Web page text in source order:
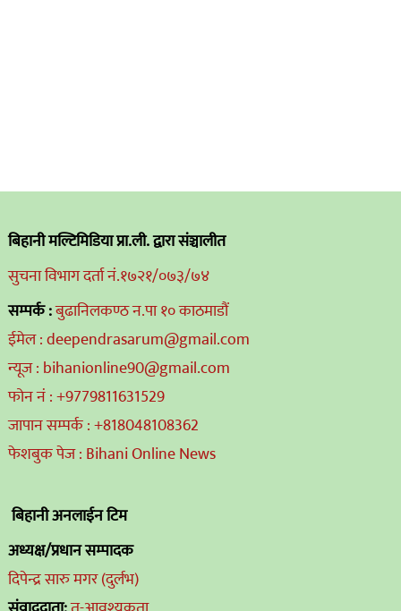
बिहानी मल्टिमिडिया प्रा.ली. द्वारा संञ्चालीत
सुचना विभाग दर्ता नं.१७२१/०७३/७४
सम्पर्क :बुढानिलकण्ठ न.पा १० काठमाडौं
ईमेल : deependrasarum@gmail.com
न्यूज : bihanionline90@gmail.com
फोन नं : +9779811631529
जापान सम्पर्क : +818048108362
फेशबुक पेज : Bihani Online News
बिहानी अनलाईन टिम
अध्यक्ष/प्रधान सम्पादक
दिपेन्द्र सारु मगर (दुर्लभ)